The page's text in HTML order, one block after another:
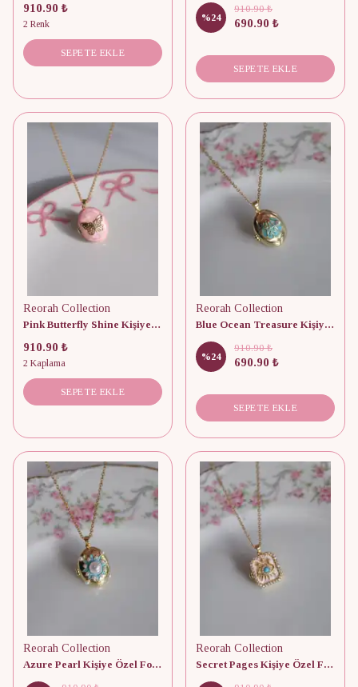
910.90 ₺
2 Renk
SEPETE EKLE
%24
910.90 ₺
690.90 ₺
SEPETE EKLE
Reorah Collection
Pink Butterfly Shine Kişiye Özel Fotoğraflı Kapaklı Kolye
910.90 ₺
2 Kaplama
SEPETE EKLE
Reorah Collection
Blue Ocean Treasure Kişiye Özel Fotoğraflı Kapaklı Kolye
%24
910.90 ₺
690.90 ₺
SEPETE EKLE
Reorah Collection
Azure Pearl Kişiye Özel Fotoğraflı Kapaklı Kolye
Reorah Collection
Secret Pages Kişiye Özel Fotoğraflı Kapaklı Kolye